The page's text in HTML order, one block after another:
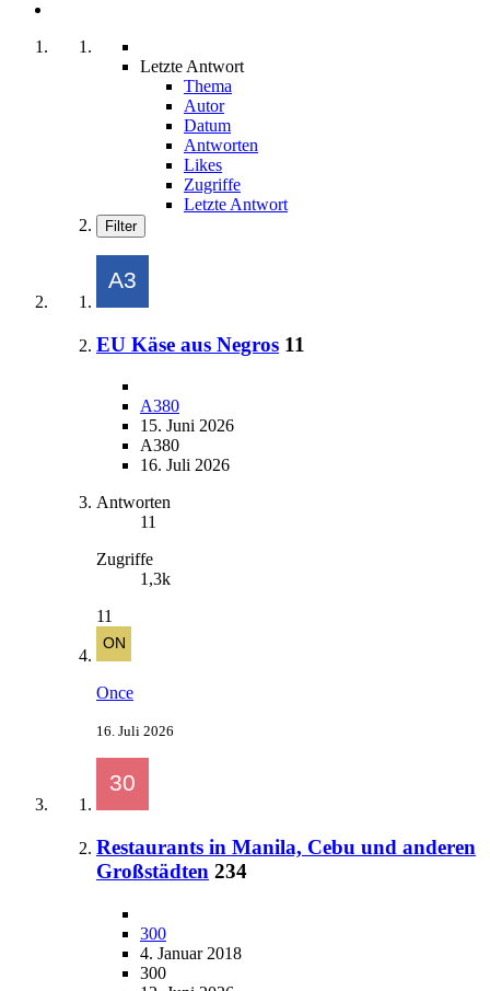
Letzte Antwort
Thema
Autor
Datum
Antworten
Likes
Zugriffe
Letzte Antwort
Filter
EU Käse aus Negros 11
A380
15. Juni 2026
A380
16. Juli 2026
Antworten
11
Zugriffe
1,3k
11
Once
16. Juli 2026
Restaurants in Manila, Cebu und anderen
Großstädten 234
300
4. Januar 2018
300